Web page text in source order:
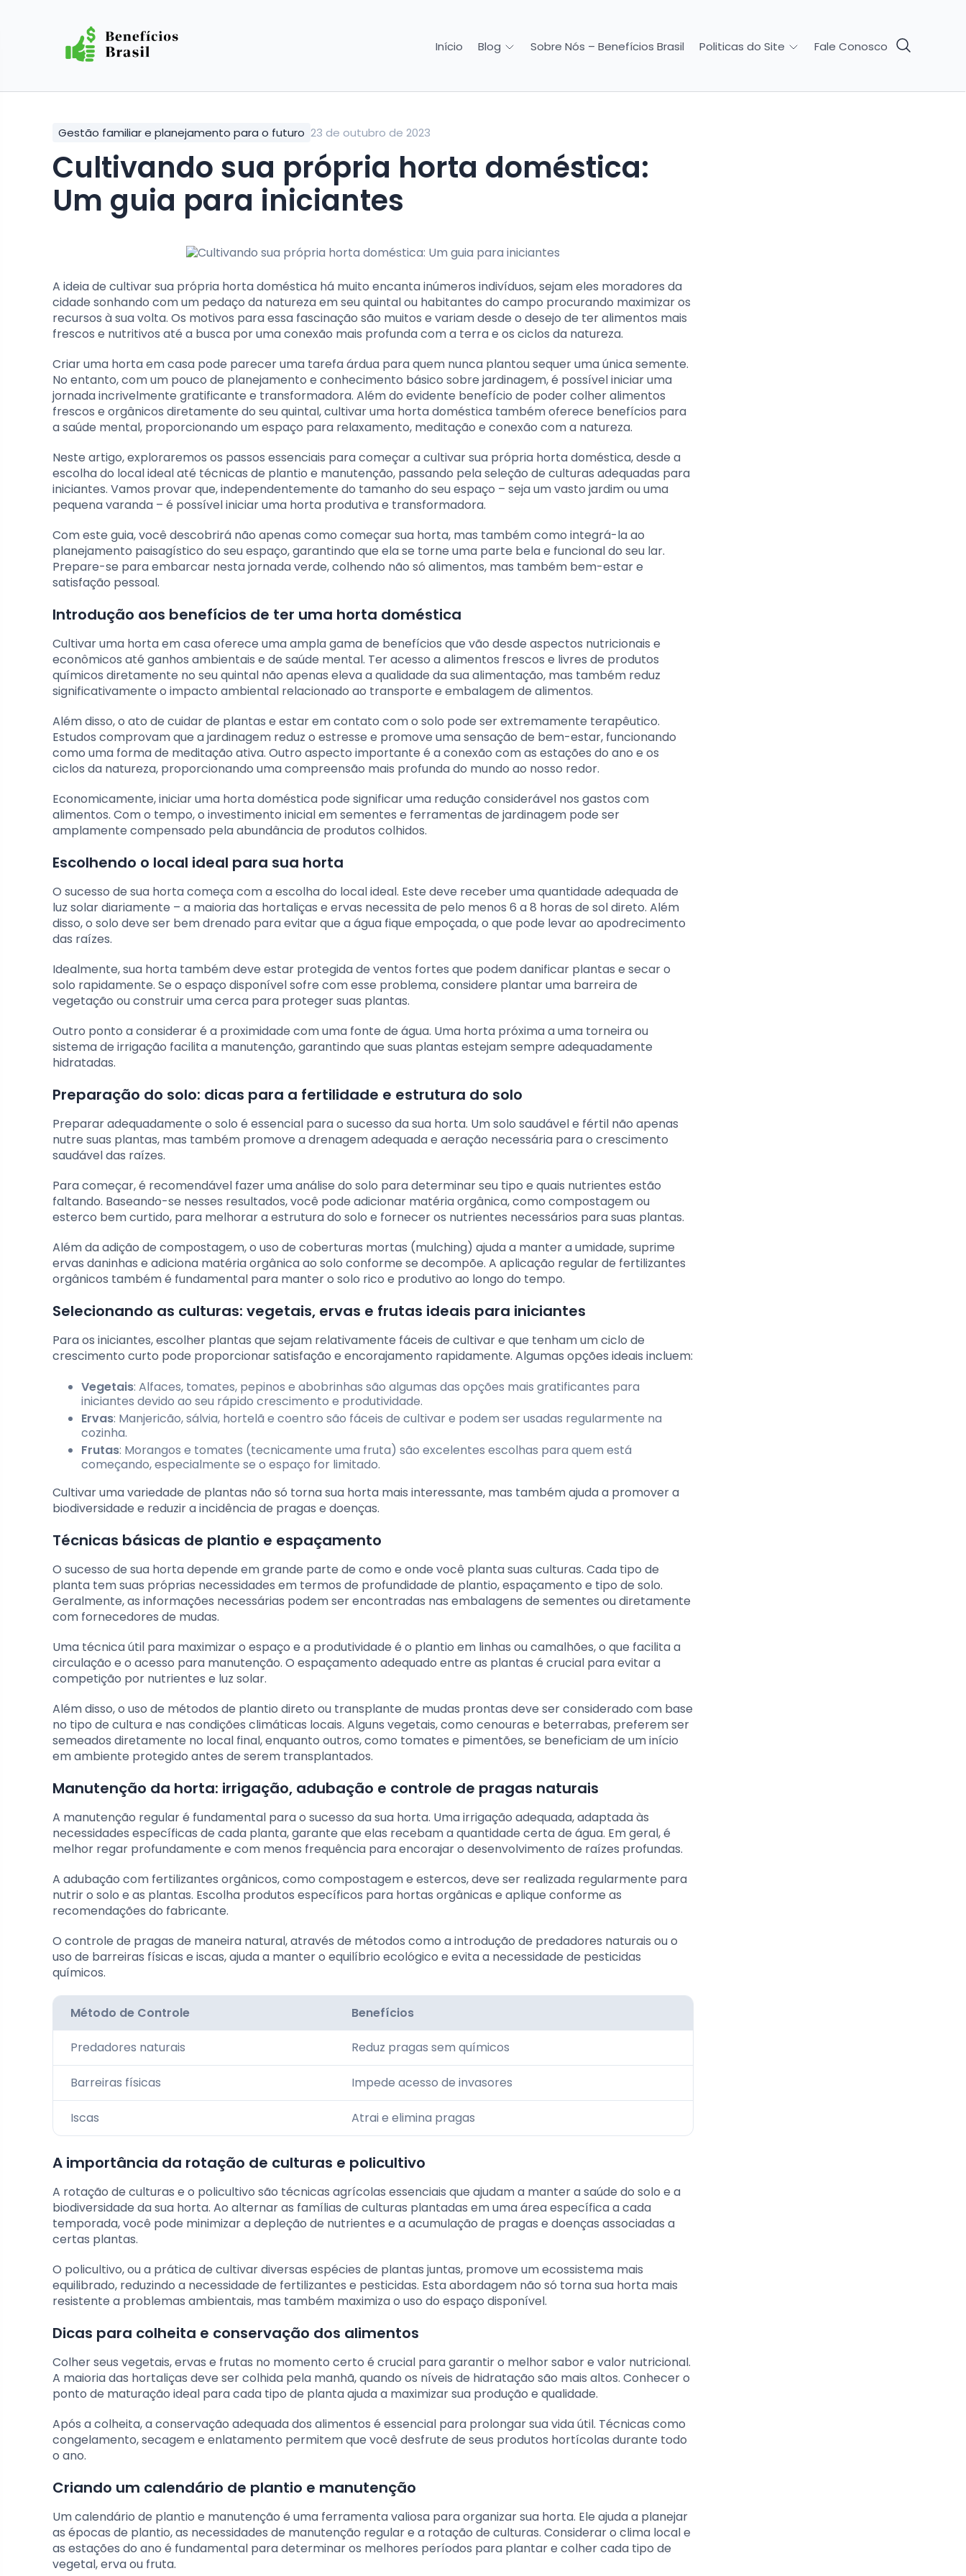
Início Blog Sobre Nós – Benefícios Brasil Politicas do Site Fale Conosco
Gestão familiar e planejamento para o futuro 23 de outubro de 2023
Cultivando sua própria horta doméstica:
Um guia para iniciantes
A ideia de cultivar sua própria horta doméstica há muito encanta inúmeros indivíduos, sejam eles moradores da
cidade sonhando com um pedaço da natureza em seu quintal ou habitantes do campo procurando maximizar os
recursos à sua volta. Os motivos para essa fascinação são muitos e variam desde o desejo de ter alimentos mais
frescos e nutritivos até a busca por uma conexão mais profunda com a terra e os ciclos da natureza.
Criar uma horta em casa pode parecer uma tarefa árdua para quem nunca plantou sequer uma única semente.
No entanto, com um pouco de planejamento e conhecimento básico sobre jardinagem, é possível iniciar uma
jornada incrivelmente gratificante e transformadora. Além do evidente benefício de poder colher alimentos
frescos e orgânicos diretamente do seu quintal, cultivar uma horta doméstica também oferece benefícios para
a saúde mental, proporcionando um espaço para relaxamento, meditação e conexão com a natureza.
Neste artigo, exploraremos os passos essenciais para começar a cultivar sua própria horta doméstica, desde a
escolha do local ideal até técnicas de plantio e manutenção, passando pela seleção de culturas adequadas para
iniciantes. Vamos provar que, independentemente do tamanho do seu espaço – seja um vasto jardim ou uma
pequena varanda – é possível iniciar uma horta produtiva e transformadora.
Com este guia, você descobrirá não apenas como começar sua horta, mas também como integrá-la ao
planejamento paisagístico do seu espaço, garantindo que ela se torne uma parte bela e funcional do seu lar.
Prepare-se para embarcar nesta jornada verde, colhendo não só alimentos, mas também bem-estar e
satisfação pessoal.
Introdução aos benefícios de ter uma horta doméstica
Cultivar uma horta em casa oferece uma ampla gama de benefícios que vão desde aspectos nutricionais e
econômicos até ganhos ambientais e de saúde mental. Ter acesso a alimentos frescos e livres de produtos
químicos diretamente no seu quintal não apenas eleva a qualidade da sua alimentação, mas também reduz
significativamente o impacto ambiental relacionado ao transporte e embalagem de alimentos.
Além disso, o ato de cuidar de plantas e estar em contato com o solo pode ser extremamente terapêutico.
Estudos comprovam que a jardinagem reduz o estresse e promove uma sensação de bem-estar, funcionando
como uma forma de meditação ativa. Outro aspecto importante é a conexão com as estações do ano e os
ciclos da natureza, proporcionando uma compreensão mais profunda do mundo ao nosso redor.
Economicamente, iniciar uma horta doméstica pode significar uma redução considerável nos gastos com
alimentos. Com o tempo, o investimento inicial em sementes e ferramentas de jardinagem pode ser
amplamente compensado pela abundância de produtos colhidos.
Escolhendo o local ideal para sua horta
O sucesso de sua horta começa com a escolha do local ideal. Este deve receber uma quantidade adequada de
luz solar diariamente – a maioria das hortaliças e ervas necessita de pelo menos 6 a 8 horas de sol direto. Além
disso, o solo deve ser bem drenado para evitar que a água fique empoçada, o que pode levar ao apodrecimento
das raízes.
Idealmente, sua horta também deve estar protegida de ventos fortes que podem danificar plantas e secar o
solo rapidamente. Se o espaço disponível sofre com esse problema, considere plantar uma barreira de
vegetação ou construir uma cerca para proteger suas plantas.
Outro ponto a considerar é a proximidade com uma fonte de água. Uma horta próxima a uma torneira ou
sistema de irrigação facilita a manutenção, garantindo que suas plantas estejam sempre adequadamente
hidratadas.
Preparação do solo: dicas para a fertilidade e estrutura do solo
Preparar adequadamente o solo é essencial para o sucesso da sua horta. Um solo saudável e fértil não apenas
nutre suas plantas, mas também promove a drenagem adequada e aeração necessária para o crescimento
saudável das raízes.
Para começar, é recomendável fazer uma análise do solo para determinar seu tipo e quais nutrientes estão
faltando. Baseando-se nesses resultados, você pode adicionar matéria orgânica, como compostagem ou
esterco bem curtido, para melhorar a estrutura do solo e fornecer os nutrientes necessários para suas plantas.
Além da adição de compostagem, o uso de coberturas mortas (mulching) ajuda a manter a umidade, suprime
ervas daninhas e adiciona matéria orgânica ao solo conforme se decompõe. A aplicação regular de fertilizantes
orgânicos também é fundamental para manter o solo rico e produtivo ao longo do tempo.
Selecionando as culturas: vegetais, ervas e frutas ideais para iniciantes
Para os iniciantes, escolher plantas que sejam relativamente fáceis de cultivar e que tenham um ciclo de
crescimento curto pode proporcionar satisfação e encorajamento rapidamente. Algumas opções ideais incluem:
Vegetais: Alfaces, tomates, pepinos e abobrinhas são algumas das opções mais gratificantes para
iniciantes devido ao seu rápido crescimento e produtividade.
Ervas: Manjericão, sálvia, hortelã e coentro são fáceis de cultivar e podem ser usadas regularmente na
cozinha.
Frutas: Morangos e tomates (tecnicamente uma fruta) são excelentes escolhas para quem está
começando, especialmente se o espaço for limitado.
Cultivar uma variedade de plantas não só torna sua horta mais interessante, mas também ajuda a promover a
biodiversidade e reduzir a incidência de pragas e doenças.
Técnicas básicas de plantio e espaçamento
O sucesso de sua horta depende em grande parte de como e onde você planta suas culturas. Cada tipo de
planta tem suas próprias necessidades em termos de profundidade de plantio, espaçamento e tipo de solo.
Geralmente, as informações necessárias podem ser encontradas nas embalagens de sementes ou diretamente
com fornecedores de mudas.
Uma técnica útil para maximizar o espaço e a produtividade é o plantio em linhas ou camalhões, o que facilita a
circulação e o acesso para manutenção. O espaçamento adequado entre as plantas é crucial para evitar a
competição por nutrientes e luz solar.
Além disso, o uso de métodos de plantio direto ou transplante de mudas prontas deve ser considerado com base
no tipo de cultura e nas condições climáticas locais. Alguns vegetais, como cenouras e beterrabas, preferem ser
semeados diretamente no local final, enquanto outros, como tomates e pimentões, se beneficiam de um início
em ambiente protegido antes de serem transplantados.
Manutenção da horta: irrigação, adubação e controle de pragas naturais
A manutenção regular é fundamental para o sucesso da sua horta. Uma irrigação adequada, adaptada às
necessidades específicas de cada planta, garante que elas recebam a quantidade certa de água. Em geral, é
melhor regar profundamente e com menos frequência para encorajar o desenvolvimento de raízes profundas.
A adubação com fertilizantes orgânicos, como compostagem e estercos, deve ser realizada regularmente para
nutrir o solo e as plantas. Escolha produtos específicos para hortas orgânicas e aplique conforme as
recomendações do fabricante.
O controle de pragas de maneira natural, através de métodos como a introdução de predadores naturais ou o
uso de barreiras físicas e iscas, ajuda a manter o equilíbrio ecológico e evita a necessidade de pesticidas
químicos.
Método de Controle Benefícios
Predadores naturais Reduz pragas sem químicos
Barreiras físicas Impede acesso de invasores
Iscas Atrai e elimina pragas
A importância da rotação de culturas e policultivo
A rotação de culturas e o policultivo são técnicas agrícolas essenciais que ajudam a manter a saúde do solo e a
biodiversidade da sua horta. Ao alternar as famílias de culturas plantadas em uma área específica a cada
temporada, você pode minimizar a depleção de nutrientes e a acumulação de pragas e doenças associadas a
certas plantas.
O policultivo, ou a prática de cultivar diversas espécies de plantas juntas, promove um ecossistema mais
equilibrado, reduzindo a necessidade de fertilizantes e pesticidas. Esta abordagem não só torna sua horta mais
resistente a problemas ambientais, mas também maximiza o uso do espaço disponível.
Dicas para colheita e conservação dos alimentos
Colher seus vegetais, ervas e frutas no momento certo é crucial para garantir o melhor sabor e valor nutricional.
A maioria das hortaliças deve ser colhida pela manhã, quando os níveis de hidratação são mais altos. Conhecer o
ponto de maturação ideal para cada tipo de planta ajuda a maximizar sua produção e qualidade.
Após a colheita, a conservação adequada dos alimentos é essencial para prolongar sua vida útil. Técnicas como
congelamento, secagem e enlatamento permitem que você desfrute de seus produtos hortícolas durante todo
o ano.
Criando um calendário de plantio e manutenção
Um calendário de plantio e manutenção é uma ferramenta valiosa para organizar sua horta. Ele ajuda a planejar
as épocas de plantio, as necessidades de manutenção regular e a rotação de culturas. Considerar o clima local e
as estações do ano é fundamental para determinar os melhores períodos para plantar e colher cada tipo de
vegetal, erva ou fruta.